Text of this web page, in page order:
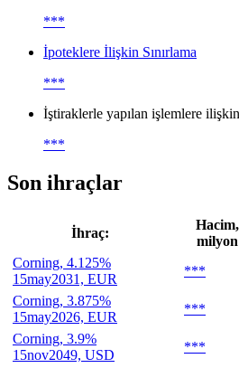
***
İpoteklere İlişkin Sınırlama
***
İştiraklerle yapılan işlemlere ilişkin
***
Son ihraçlar
İhraç:
Hacim,
milyon
Corning, 4.125%
15may2031, EUR
***
Corning, 3.875%
15may2026, EUR
***
Corning, 3.9%
15nov2049, USD
***